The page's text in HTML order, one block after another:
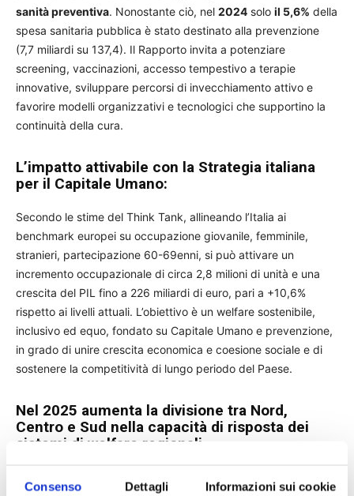
Consenso Dettagli Informazioni sui cookie
sanità preventiva. Nonostante ciò, nel 2024 solo il 5,6% della
spesa sanitaria pubblica è stato destinato alla prevenzione
(7,7 miliardi su 137,4). Il Rapporto invita a potenziare
screening, vaccinazioni, accesso tempestivo a terapie
innovative, sviluppare percorsi di invecchiamento attivo e
favorire modelli organizzativi e tecnologici che supportino la
continuità della cura.
L’impatto attivabile con la Strategia italiana
per il Capitale Umano:
Secondo le stime del Think Tank, allineando l’Italia ai
benchmark europei su occupazione giovanile, femminile,
stranieri, partecipazione 60-69enni, si può attivare un
incremento occupazionale di circa 2,8 milioni di unità e una
crescita del PIL fino a 226 miliardi di euro, pari a +10,6%
rispetto ai livelli attuali. L’obiettivo è un welfare sostenibile,
inclusivo ed equo, fondato su Capitale Umano e prevenzione,
in grado di unire crescita economica e coesione sociale e di
sostenere la competitività di lungo periodo del Paese.
Nel 2025 aumenta la divisione tra Nord,
Centro e Sud nella capacità di risposta dei
sistemi di welfare regionali